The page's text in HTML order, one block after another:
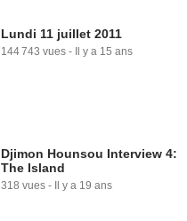
Lundi 11 juillet 2011
144 743 vues - Il y a 15 ans
Djimon Hounsou Interview 4:
The Island
318 vues - Il y a 19 ans